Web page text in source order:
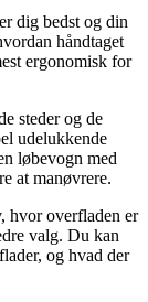
dig bedst og din
håndtaget
ergonomisk for
steder og de
udelukkende
løbevogn med
at manøvrere.
hvor overfladen er
valg. Du kan
og hvad der